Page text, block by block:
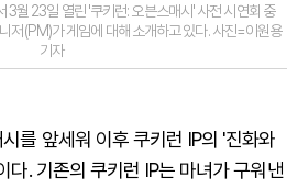
3월 23일 열린 '쿠키런: 오븐스매시' 사전 시연회 중
저(PM)가 게임에 대해 소개하고 있다. 사진=이원용
기자
를 앞세워 이후 쿠키런 IP의 '진화와
다. 기존의 쿠키런 IP는 마녀가 구워낸